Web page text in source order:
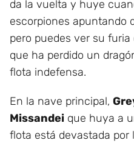
da la vuelta y huye
escorpiones apuntando
pero puedes ver su
que ha perdido un
flota indefensa.
En la nave principal,
Missandei que huya a
flota está devastada por